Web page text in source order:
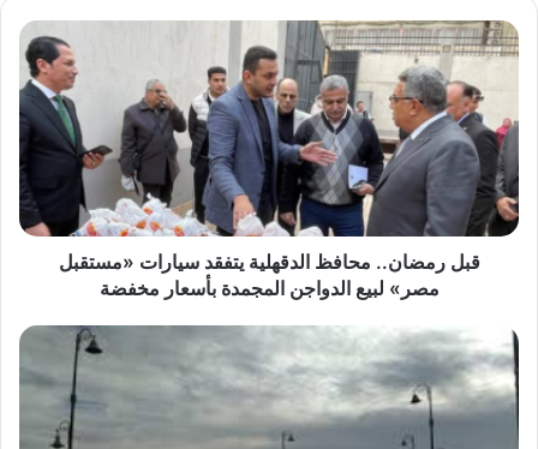
قبل
رمضان..
الدقهلية
يتفقد
سيارات
«مستقبل
مصر»
لبيع
الدواجن
مخفضة
قبل رمضان.. محافظ الدقهلية يتفقد سيارات «مستقبل
مصر» لبيع الدواجن المجمدة بأسعار مخفضة
طقس
متقلب
حتى
الأربعاء..
شبورة